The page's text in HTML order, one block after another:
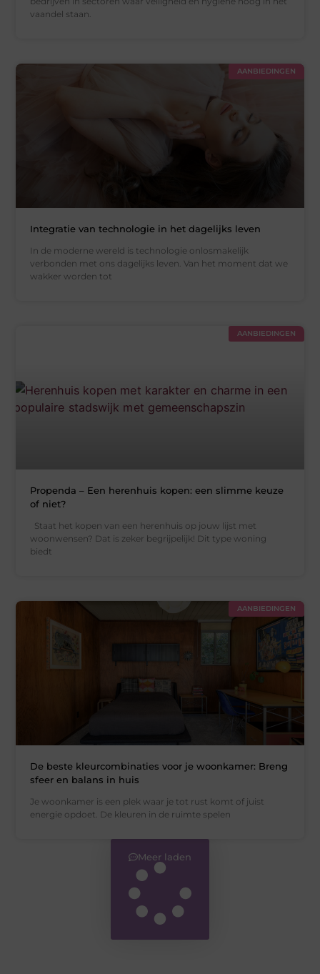
vaandel staan.
AANBIEDINGEN
Integratie van technologie in het dagelijks leven
In de moderne wereld is technologie onlosmakelijk
verbonden met ons dagelijks leven. Van het moment dat we
wakker worden tot
AANBIEDINGEN
Propenda – Een herenhuis kopen: een slimme keuze
of niet?
Staat het kopen van een herenhuis op jouw lijst met
woonwensen? Dat is zeker begrijpelijk! Dit type woning
biedt
AANBIEDINGEN
De beste kleurcombinaties voor je woonkamer: Breng
sfeer en balans in huis
Je woonkamer is een plek waar je tot rust komt of juist
energie opdoet. De kleuren in de ruimte spelen
Meer laden